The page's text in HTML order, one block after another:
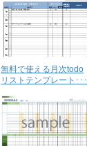
無料で使える月次todo
リストテンプレート･･･